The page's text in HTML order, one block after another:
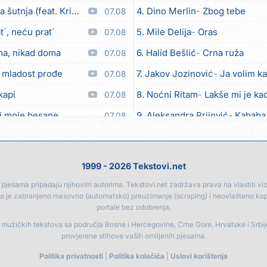
(feat. Kristina Smetko) 07.08
neću prat´ 07.08
nikad doma 07.08
mladost prođe 07.08
07.08
moje besane 07.08
06.08
06.08
06.08
06.08
4. Dino Merlin Zbog tebe
5. Mile Delija Oras
6. Halid Bešlić Crna ruža
7. Jakov Jozinović Ja volim
8. Noćni Ritam Lakše mi je
9. Aleksandra Prijović Kababa
13. Noćni Ritam Rekla si mi
14. Vesna Zmijanac Ovo u
15. Karlo! Mon amour
16. Džej Ramadanovski
1999 - 2026 Tekstovi.net
pripadaju njihovim autorima. Tekstovi.net zadržava prava na vlastiti
je zabranjeno masovno (automatsko) preuzimanje (scraping) i neovlašteno
portale bez odobrenja.
tekstova sa područja Bosne i Hercegovine, Crne Gore, Hrvatske i
provjerene stihove vaših omiljenih pjesama.
Politika privatnosti Politika kolačića Uslovi korištenja